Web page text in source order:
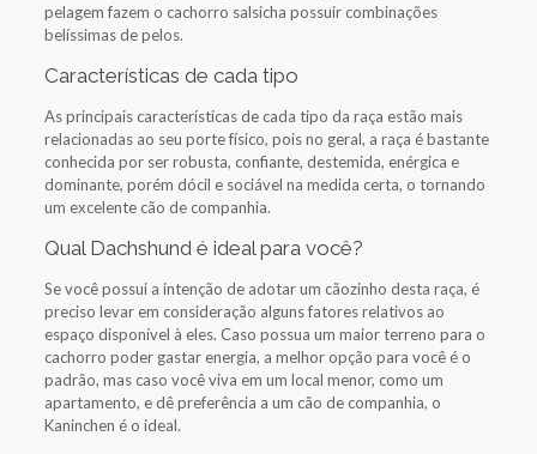
pelagem fazem o cachorro salsicha possuir combinações
belíssimas de pelos.
Características de cada tipo
As principais características de cada tipo da raça estão mais
relacionadas ao seu porte físico, pois no geral, a raça é bastante
conhecida por ser robusta, confiante, destemida, enérgica e
dominante, porém dócil e sociável na medida certa, o tornando
um excelente cão de companhia.
Qual Dachshund é ideal para você?
Se você possui a intenção de adotar um cãozinho desta raça, é
preciso levar em consideração alguns fatores relativos ao
espaço disponível à eles. Caso possua um maior terreno para o
cachorro poder gastar energia, a melhor opção para você é o
padrão, mas caso você viva em um local menor, como um
apartamento, e dê preferência a um cão de companhia, o
Kaninchen é o ideal.